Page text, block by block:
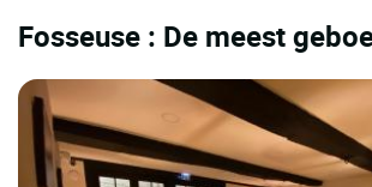
Fosseuse : De meest